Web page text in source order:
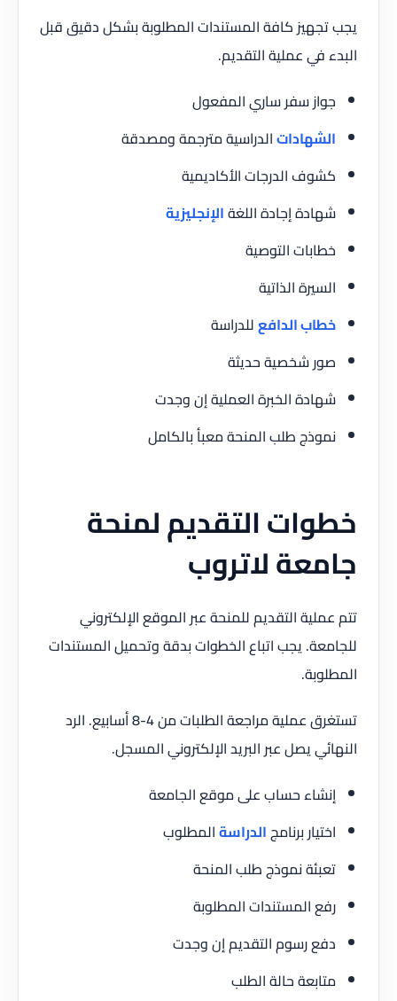
يجب تجهيز كافة المستندات المطلوبة بشكل دقيق قبل
البدء في عملية التقديم.
جواز سفر ساري المفعول
الشهاداتالدراسية مترجمة ومصدقة
كشوف الدرجات الأكاديمية
شهادة إجادة اللغةالإنجليزية
خطابات التوصية
السيرة الذاتية
خطاب الدافعللدراسة
صور شخصية حديثة
شهادة الخبرة العملية إن وجدت
نموذج طلب المنحة معبأ بالكامل
خطوات التقديم لمنحة
جامعة لاتروب
تتم عملية التقديم للمنحة عبر الموقع الإلكتروني
للجامعة. يجب اتباع الخطوات بدقة وتحميل المستندات
المطلوبة.
تستغرق عملية مراجعة الطلبات من 4-8 أسابيع. الرد
النهائي يصل عبر البريد الإلكتروني المسجل.
إنشاء حساب على موقع الجامعة
اختيار برنامجالدراسةالمطلوب
تعبئة نموذج طلب المنحة
رفع المستندات المطلوبة
دفع رسوم التقديم إن وجدت
متابعة حالة الطلب